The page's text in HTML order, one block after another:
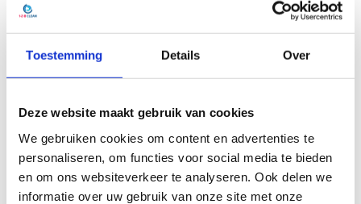
Toestemming Details Over
Deze website maakt gebruik van cookies
We gebruiken cookies om content en advertenties te
personaliseren, om functies voor social media te bieden
en om ons websiteverkeer te analyseren. Ook delen we
informatie over uw gebruik van onze site met onze
Je hoeft niet het dak op om
zonnepanelen te reinigen
en kan er
dus ook niet af vallen. Onze profs
veiligheidsmaatregelen en gaan
gezekerd naar boven.